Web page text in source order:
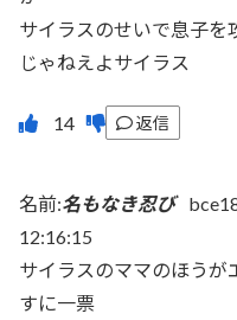
サイラスのせいで息子を
じゃねえよサイラス
返信
名前:名もなき忍び
12:16:15
サイラスのママのほうが
すに一票